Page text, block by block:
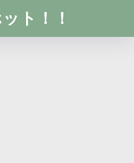
ト！！